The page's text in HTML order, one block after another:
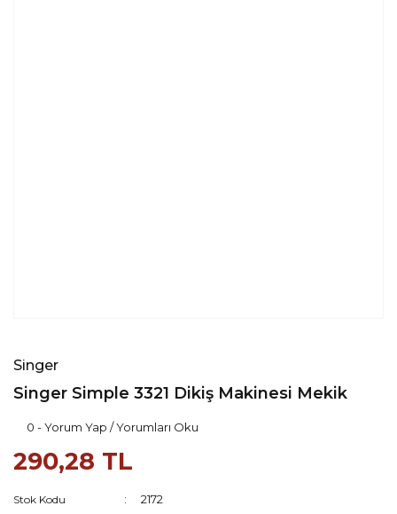
Singer
Singer Simple 3321 Dikiş Makinesi Mekik
0 - Yorum Yap / Yorumları Oku
290,28 TL
Stok Kodu 2172